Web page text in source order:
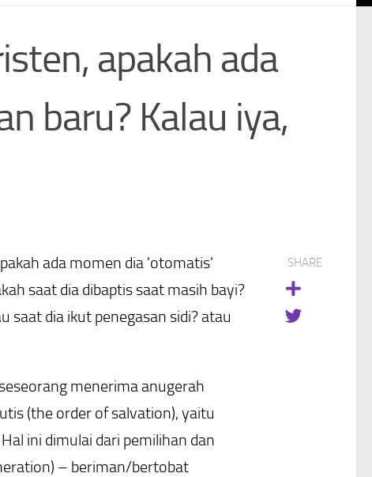
apakah ada
baru? Kalau iya,
ada momen dia 'otomatis'
saat dia dibaptis saat masih bayi?
saat dia ikut penegasan sidi? atau
menerima anugerah
(the order of salvation), yaitu
ini dimulai dari pemilihan dan
– beriman/bertobat
SHARE